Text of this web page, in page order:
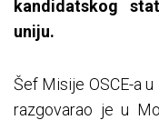
kandidatskog
uniju.
Šef Misije OSCE-a
razgovarao je u